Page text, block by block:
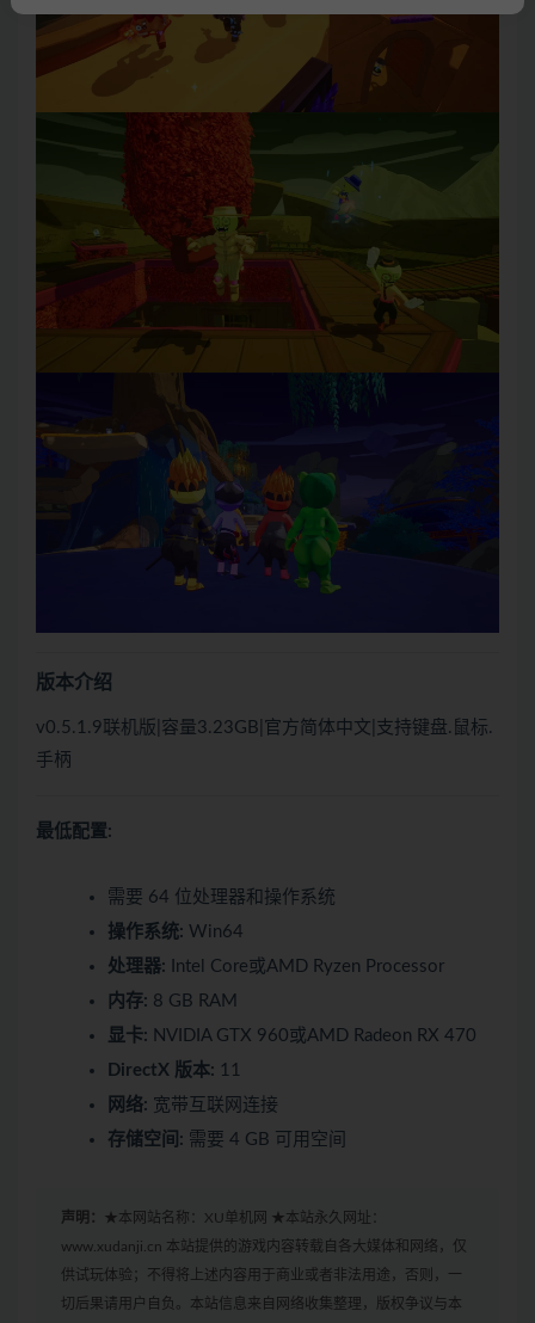
版本介绍
v0.5.1.9联机版|容量3.23GB|官方简体中文|支持键盘.鼠标.
手柄
最低配置:
需要 64 位处理器和操作系统
操作系统: Win64
处理器: Intel Core或AMD Ryzen Processor
内存: 8 GB RAM
显卡: NVIDIA GTX 960或AMD Radeon RX 470
DirectX 版本: 11
网络: 宽带互联网连接
存储空间: 需要 4 GB 可用空间
声明： ★本网站名称：XU单机网 ★本站永久网址：
www.xudanji.cn 本站提供的游戏内容转载自各大媒体和网络，仅
供试玩体验；不得将上述内容用于商业或者非法用途，否则，一
切后果请用户自负。本站信息来自网络收集整理，版权争议与本